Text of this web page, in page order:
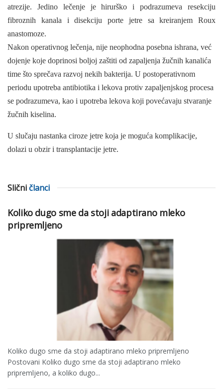
atrezije. Jedino lečenje je hirurško i podrazumeva resekciju
fibroznih kanala i disekciju porte jetre sa kreiranjem Roux
anastomoze.
Nakon operativnog lečenja, nije neophodna posebna ishrana, već
dojenje koje doprinosi boljoj zaštiti od zapaljenja žučnih kanalića
time što sprečava razvoj nekih bakterija. U postoperativnom
periodu upotreba antibiotika i lekova protiv zapaljenjskog procesa
se podrazumeva, kao i upotreba lekova koji povećavaju stvaranje
žučnih kiselina.
U slučaju nastanka ciroze jetre koja je moguća komplikacije,
dolazi u obzir i transplantacije jetre.
Slični članci
Koliko dugo sme da stoji adaptirano mleko
pripremljeno
Koliko dugo sme da stoji adaptirano mleko pripremljeno
Postovani Koliko dugo sme da stoji adaptirano mleko
pripremljeno, a koliko dugo...